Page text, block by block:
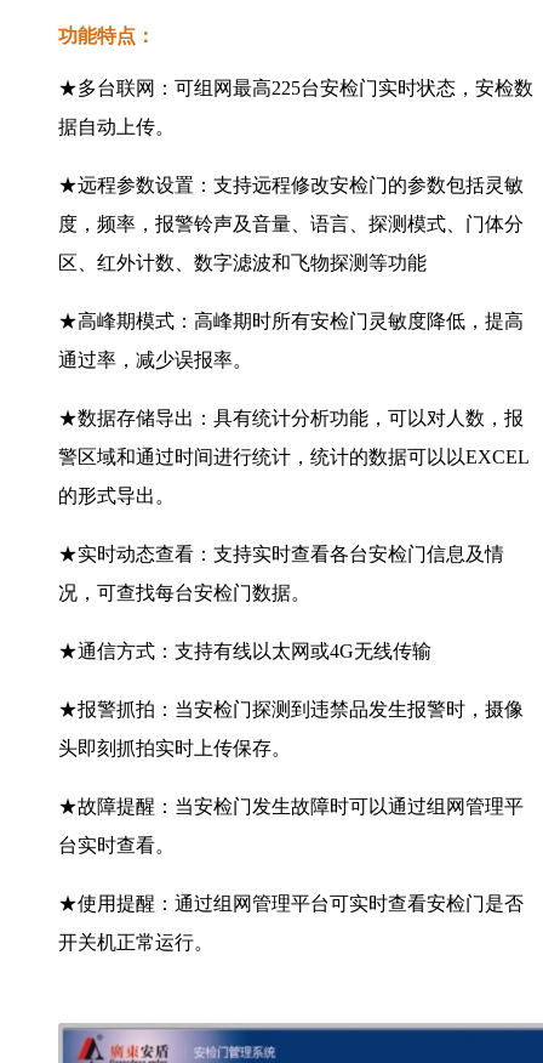
功能特点：
★多台联网：可组网最高225台安检门实时状态，安检数
据自动上传。
★远程参数设置：支持远程修改安检门的参数包括灵敏
度，频率，报警铃声及音量、语言、探测模式、门体分
区、红外计数、数字滤波和飞物探测等功能
★高峰期模式：高峰期时所有安检门灵敏度降低，提高
通过率，减少误报率。
★数据存储导出：具有统计分析功能，可以对人数，报
警区域和通过时间进行统计，统计的数据可以以EXCEL
的形式导出。
★实时动态查看：支持实时查看各台安检门信息及情
况，可查找每台安检门数据。
★通信方式：支持有线以太网或4G无线传输
★报警抓拍：当安检门探测到违禁品发生报警时，摄像
头即刻抓拍实时上传保存。
★故障提醒：当安检门发生故障时可以通过组网管理平
台实时查看。
★使用提醒：通过组网管理平台可实时查看安检门是否
开关机正常运行。